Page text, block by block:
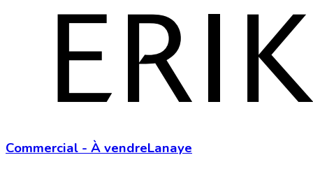
Commercial - À vendreLanaye